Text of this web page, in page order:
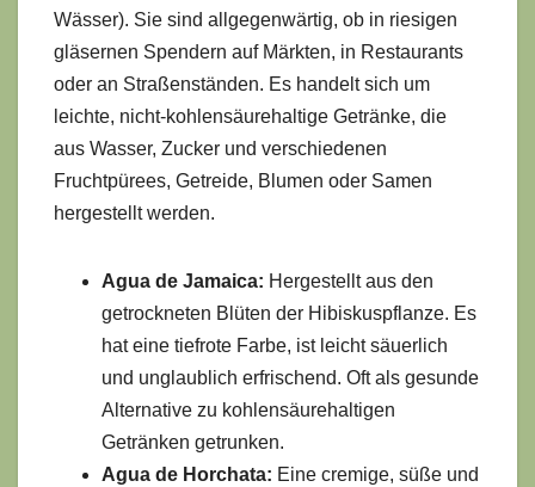
Wässer). Sie sind allgegenwärtig, ob in riesigen
gläsernen Spendern auf Märkten, in Restaurants
oder an Straßenständen. Es handelt sich um
leichte, nicht-kohlensäurehaltige Getränke, die
aus Wasser, Zucker und verschiedenen
Fruchtpürees, Getreide, Blumen oder Samen
hergestellt werden.
Agua de Jamaica: Hergestellt aus den
getrockneten Blüten der Hibiskuspflanze. Es
hat eine tiefrote Farbe, ist leicht säuerlich
und unglaublich erfrischend. Oft als gesunde
Alternative zu kohlensäurehaltigen
Getränken getrunken.
Agua de Horchata: Eine cremige, süße und